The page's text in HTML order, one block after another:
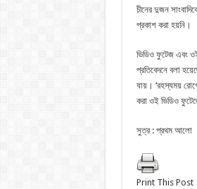
চীনের দুজন
প্রকাশ করা হয়নি।
ভিডিও ফুটেজ এবং
প্রতিবেদনে বলা
যায়। ‘রহস্যময়
করা ওই ভিডিও
সুত্র : প্রথম আলো
Print This Post